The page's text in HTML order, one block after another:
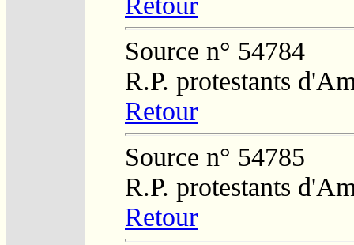
Source n° 54784
R.P. protestants
Retour
Source n° 54785
R.P. protestants
Retour